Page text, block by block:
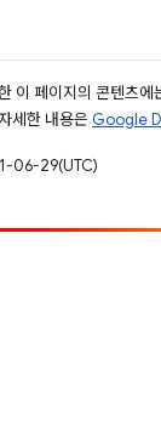
이 페이지의 콘텐츠에
세한 내용은 Google
06-29(UTC)